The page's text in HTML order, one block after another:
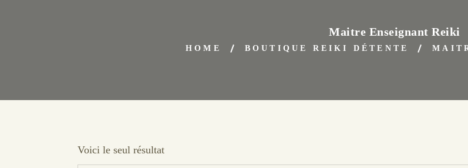
Maitre Enseignant Reiki
HOME BOUTIQUE REIKI DÉTENTE
Voici le seul résultat